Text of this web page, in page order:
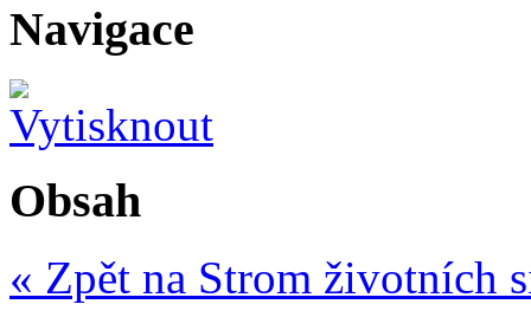
Navigace
Obsah
« Zpět na Strom životních